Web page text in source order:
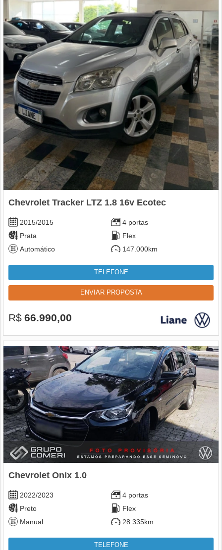
Chevrolet Tracker LTZ 1.8 16v Ecotec
2015/2015
4 portas
Prata
Flex
Automático
147.000km
TELEFONE
ENVIAR PROPOSTA
R$ 66.990,00
Chevrolet Onix 1.0
2022/2023
4 portas
Preto
Flex
Manual
28.335km
TELEFONE